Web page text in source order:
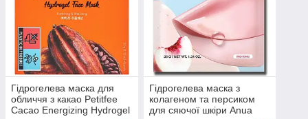
Гідрогелева маска для
обличчя з какао Petitfee
Cacao Energizing Hydrogel
Гідрогелева маска з
колагеном та персиком
для сяючої шкіри Anua